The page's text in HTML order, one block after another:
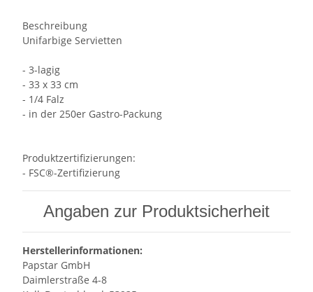
Beschreibung
Unifarbige Servietten
- 3-lagig
- 33 x 33 cm
- 1/4 Falz
- in der 250er Gastro-Packung
Produktzertifizierungen:
- FSC®-Zertifizierung
Angaben zur Produktsicherheit
Herstellerinformationen:
Papstar GmbH
Daimlerstraße 4-8